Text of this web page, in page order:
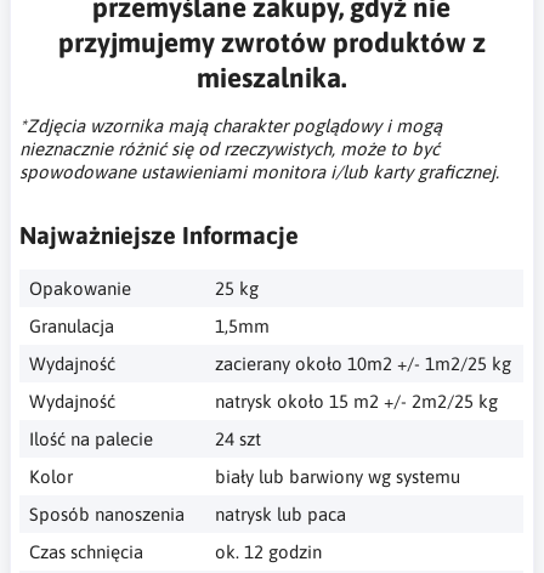
przemyślane zakupy, gdyż nie
przyjmujemy zwrotów produktów z
mieszalnika.
*Zdjęcia wzornika mają charakter poglądowy i mogą
nieznacznie różnić się od rzeczywistych, może to być
spowodowane ustawieniami monitora i/lub karty graficznej.
Najważniejsze Informacje
Opakowanie
25 kg
Granulacja
1,5mm
Wydajność
zacierany około 10m2 +/- 1m2/25 kg
Wydajność
natrysk około 15 m2 +/- 2m2/25 kg
Ilość na palecie
24 szt
Kolor
biały lub barwiony wg systemu
Sposób nanoszenia
natrysk lub paca
Czas schnięcia
ok. 12 godzin